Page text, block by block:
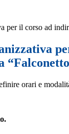
per il corso ad
orari e